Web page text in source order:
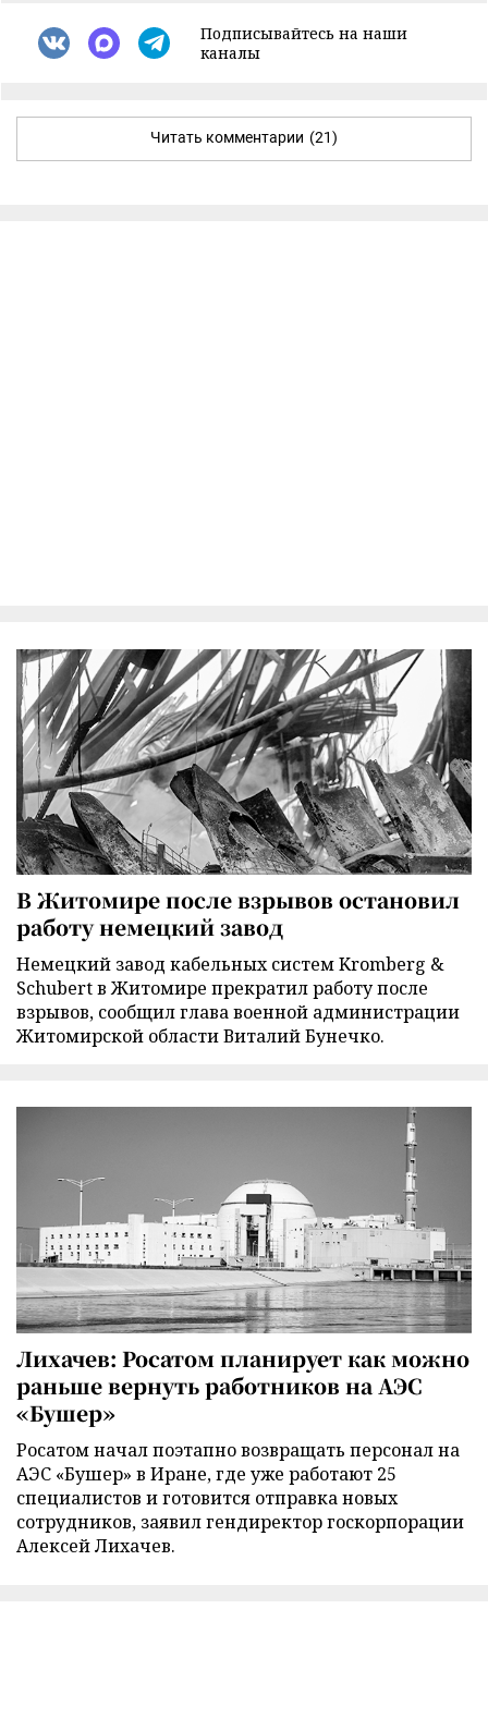
Подписывайтесь на наши
каналы
Читать комментарии (21)
В Житомире после взрывов остановил
работу немецкий завод
Немецкий завод кабельных систем Kromberg &
Schubert в Житомире прекратил работу после
взрывов, сообщил глава военной администрации
Житомирской области Виталий Бунечко.
Лихачев: Росатом планирует как можно
раньше вернуть работников на АЭС
«Бушер»
Росатом начал поэтапно возвращать персонал на
АЭС «Бушер» в Иране, где уже работают 25
специалистов и готовится отправка новых
сотрудников, заявил гендиректор госкорпорации
Алексей Лихачев.